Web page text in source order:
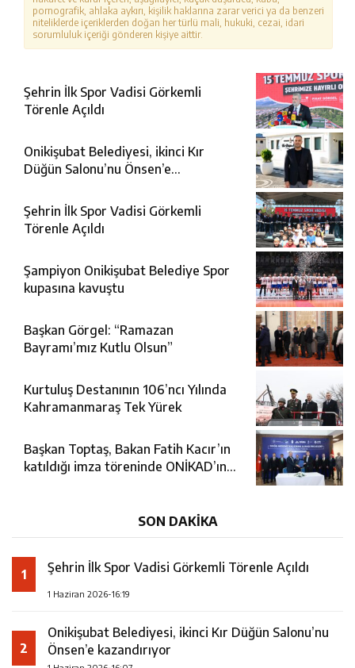
pornografik, ahlaka aykırı, kişilik haklarına zarar verici ya da benzeri
niteliklerde içeriklerden doğan her türlü mali, hukuki, cezai, idari
sorumluluk içeriği gönderen kişiye aittir.
Şehrin İlk Spor Vadisi Görkemli
Törenle Açıldı
Onikişubat Belediyesi, ikinci Kır
Düğün Salonu’nu Önsen’e
Şehrin İlk Spor Vadisi Görkemli
Törenle Açıldı
Şampiyon Onikişubat Belediye Spor
kupasına kavuştu
Başkan Görgel: “Ramazan
Bayramı’mız Kutlu Olsun”
Kurtuluş Destanının 106’ncı Yılında
Kahramanmaraş Tek Yürek
Başkan Toptaş, Bakan Fatih Kacır’ın
katıldığı imza töreninde ONİKAD’ın
SON DAKİKA
1 Şehrin İlk Spor Vadisi Görkemli Törenle Açıldı
1 Haziran 2026-16:19
2
Onikişubat Belediyesi, ikinci Kır Düğün Salonu’nu
Önsen’e kazandırıyor